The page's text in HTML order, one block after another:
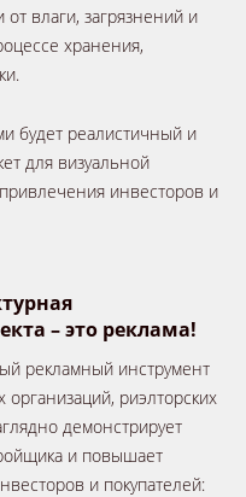
от влаги, загрязнений и
хранения,
будет реалистичный и
для визуальной
инвесторов и
– это реклама!
рекламный инструмент
риэлторских
демонстрирует
и повышает
и покупателей: